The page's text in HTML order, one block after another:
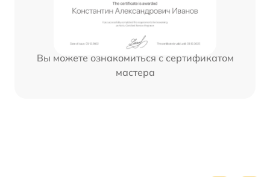
Вы можете ознакомиться с сертификатом
мастера